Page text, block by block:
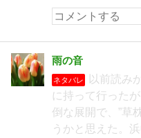
雨の音
ネタバレ
以前読み
に持って行った
倒な展開で、”草
うかと思えた。